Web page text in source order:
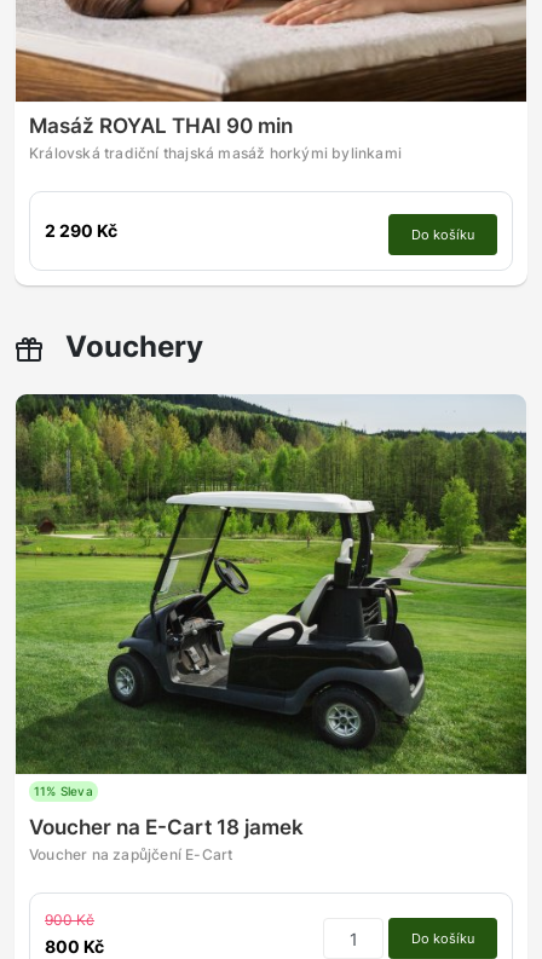
Masáž ROYAL THAI 90 min
Královská tradiční thajská masáž horkými bylinkami
2 290 Kč Do košíku
Vouchery
11% Sleva
Voucher na E-Cart 18 jamek
Voucher na zapůjčení E-Cart
900 Kč
800 Kč Do košíku